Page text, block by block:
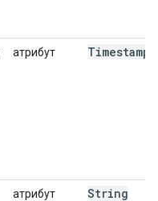
атрибут Timestamp
атрибут String